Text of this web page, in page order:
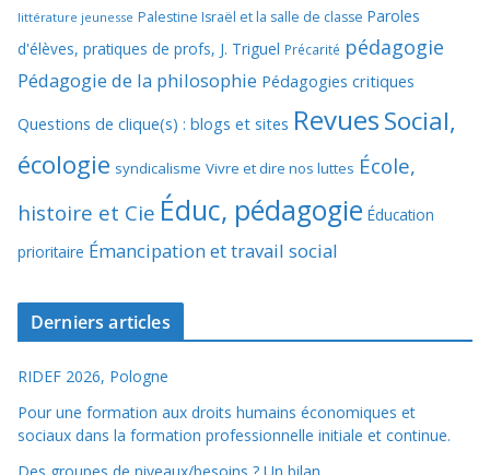
littérature jeunesse Palestine Israël et la salle de classe Paroles
d'élèves, pratiques de profs, J. Triguel Précarité pédagogie
Pédagogie de la philosophie Pédagogies critiques
Questions de clique(s) : blogs et sites RevuesSocial,
écologie syndicalisme Vivre et dire nos luttes École,
histoire et Cie Éduc, pédagogie Éducation
prioritaire Émancipation et travail social
Derniers articles
RIDEF 2026, Pologne
Pour une formation aux droits humains économiques et
sociaux dans la formation professionnelle initiale et continue.
Des groupes de niveaux/besoins ? Un bilan